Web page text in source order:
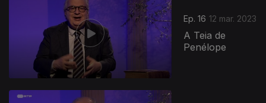
Ep. 16 12 mar. 2023
A Teia de
Penélope